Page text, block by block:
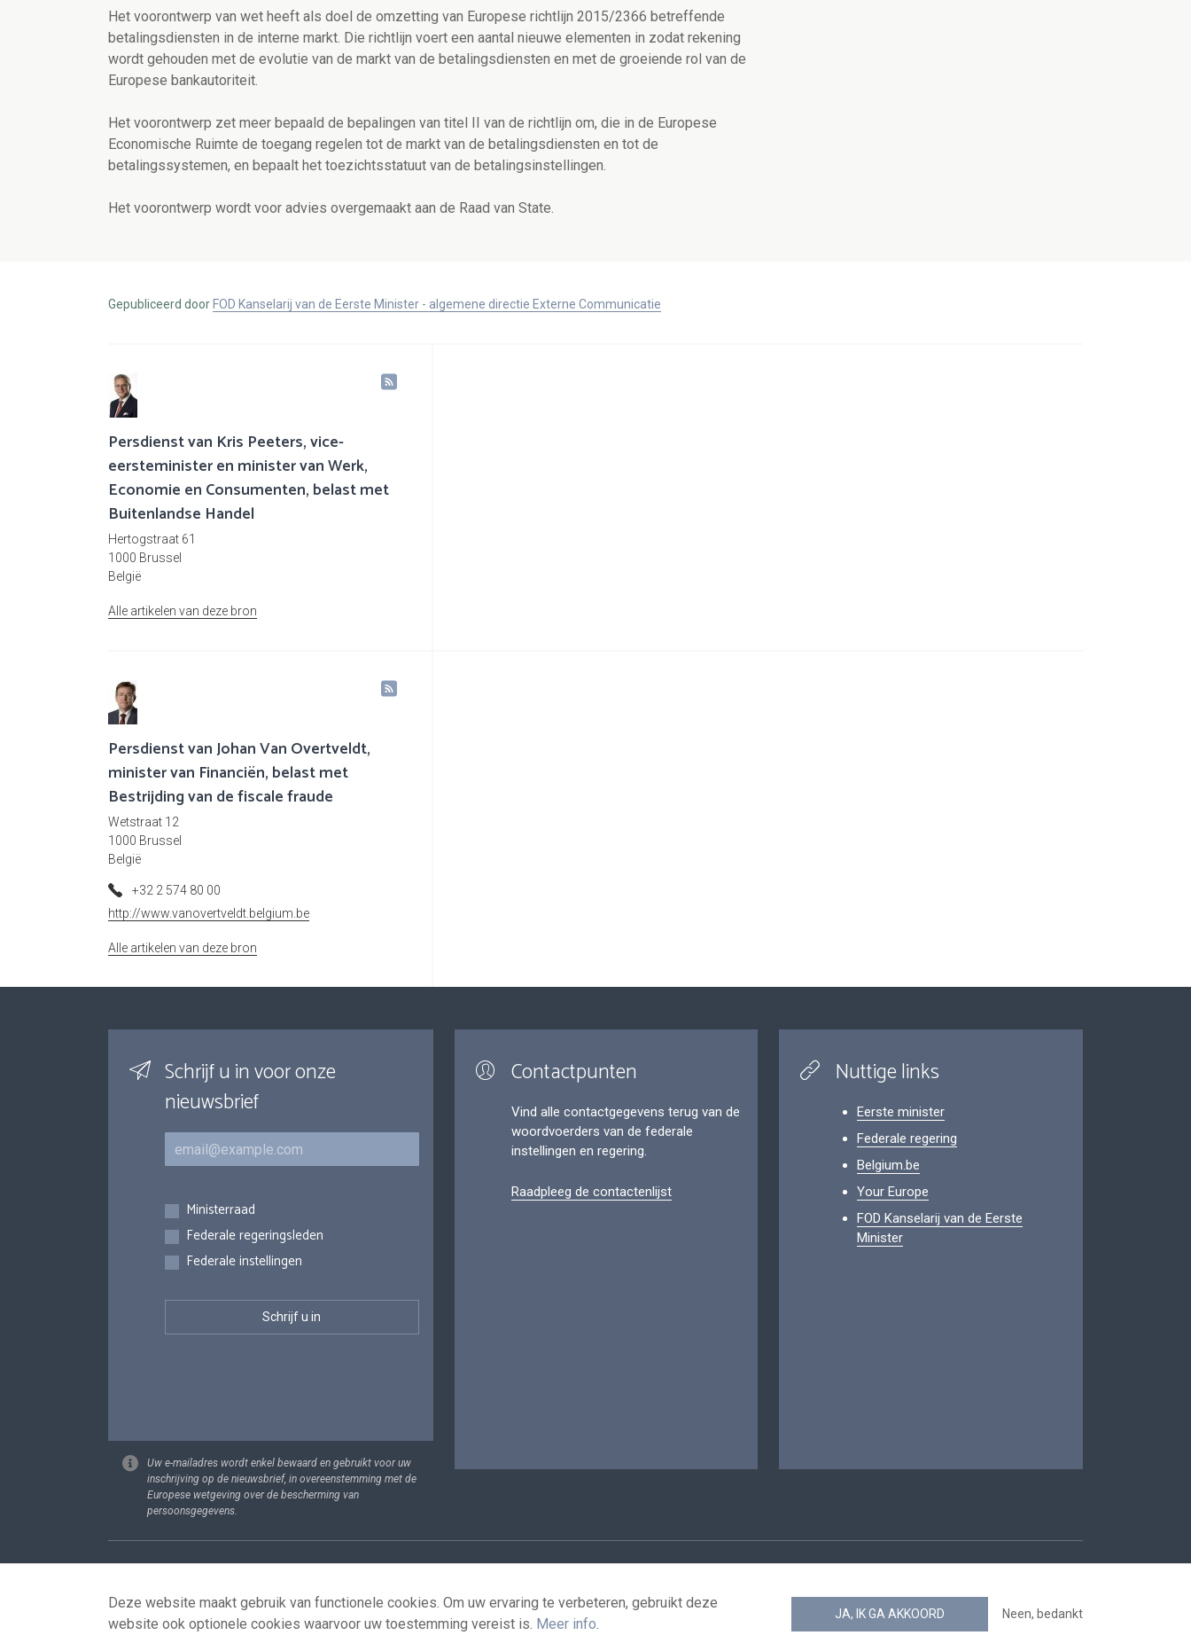
Het voorontwerp van wet heeft als doel de omzetting van Europese richtlijn 2015/2366 betreffende
betalingsdiensten in de interne markt. Die richtlijn voert een aantal nieuwe elementen in zodat rekening
wordt gehouden met de evolutie van de markt van de betalingsdiensten en met de groeiende rol van de
Europese bankautoriteit.
Het voorontwerp zet meer bepaald de bepalingen van titel II van de richtlijn om, die in de Europese
Economische Ruimte de toegang regelen tot de markt van de betalingsdiensten en tot de
betalingssystemen, en bepaalt het toezichtsstatuut van de betalingsinstellingen.
Het voorontwerp wordt voor advies overgemaakt aan de Raad van State.
Gepubliceerd door FOD Kanselarij van de Eerste Minister - algemene directie Externe Communicatie
Persdienst van Kris Peeters, vice-
eersteminister en minister van Werk,
Economie en Consumenten, belast met
Buitenlandse Handel
Hertogstraat 61
1000 Brussel
België
Alle artikelen van deze bron
Persdienst van Johan Van Overtveldt,
minister van Financiën, belast met
Bestrijding van de fiscale fraude
Wetstraat 12
1000 Brussel
België
+32 2 574 80 00
http://www.vanovertveldt.belgium.be
Alle artikelen van deze bron
Schrijf u in voor onze
nieuwsbrief
E-mail
Inschrijvingen
Ministerraad
Federale regeringsleden
Federale instellingen
Uw e-mailadres wordt enkel bewaard en gebruikt voor uw
inschrijving op de nieuwsbrief, in overeenstemming met de
Europese wetgeving over de bescherming van
persoonsgegevens.
Contactpunten
Vind alle contactgegevens terug van de
woordvoerders van de federale
instellingen en regering.
Raadpleeg de contactenlijst
Nuttige links
Eerste minister
Federale regering
Belgium.be
Your Europe
FOD Kanselarij van de Eerste
Minister
Footer
Deze website maakt gebruik van functionele cookies. Om uw ervaring te verbeteren, gebruikt deze
website ook optionele cookies waarvoor uw toestemming vereist is. Meer info.
JA, IK GA AKKOORD Neen, bedankt